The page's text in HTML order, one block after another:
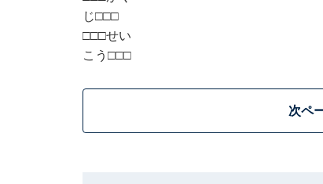
じ□□□
□□□せい
こう□□□
次ペ